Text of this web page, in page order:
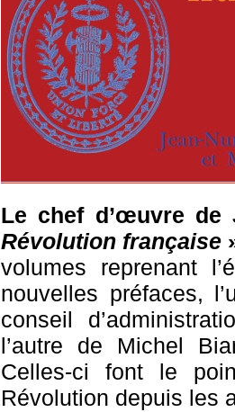
Le chef d’œuvre de
Révolution française
volumes reprenant
nouvelles préfaces,
conseil
l’autre de Michel
Celles-ci font le
Révolution depuis les